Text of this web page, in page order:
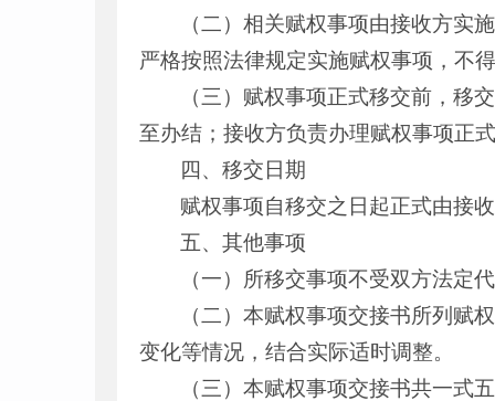
（二）相关赋权事项由接收方实
严格按照法律规定实施赋权事项，不
（三）赋权事项正式移交前，移
至办结；接收方负责办理赋权事项正
四、移交日期
赋权事项自移交之日起正式由接
五、其他事项
（一）所移交事项不受双方法定
（二）本赋权事项交接书所列赋
变化等情况，结合实际适时调整。
（三）本赋权事项交接书共一式